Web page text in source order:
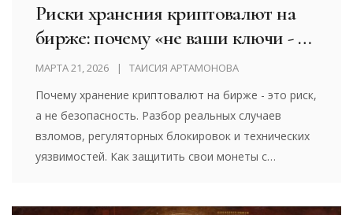
Риски хранения криптовалют на
бирже: почему «не ваши ключи - не
ваши монеты»
МАРТА 21, 2026 ТАИСИЯ АРТАМОНОВА
Почему хранение криптовалют на бирже - это риск,
а не безопасность. Разбор реальных случаев
взломов, регуляторных блокировок и технических
уязвимостей. Как защитить свои монеты с